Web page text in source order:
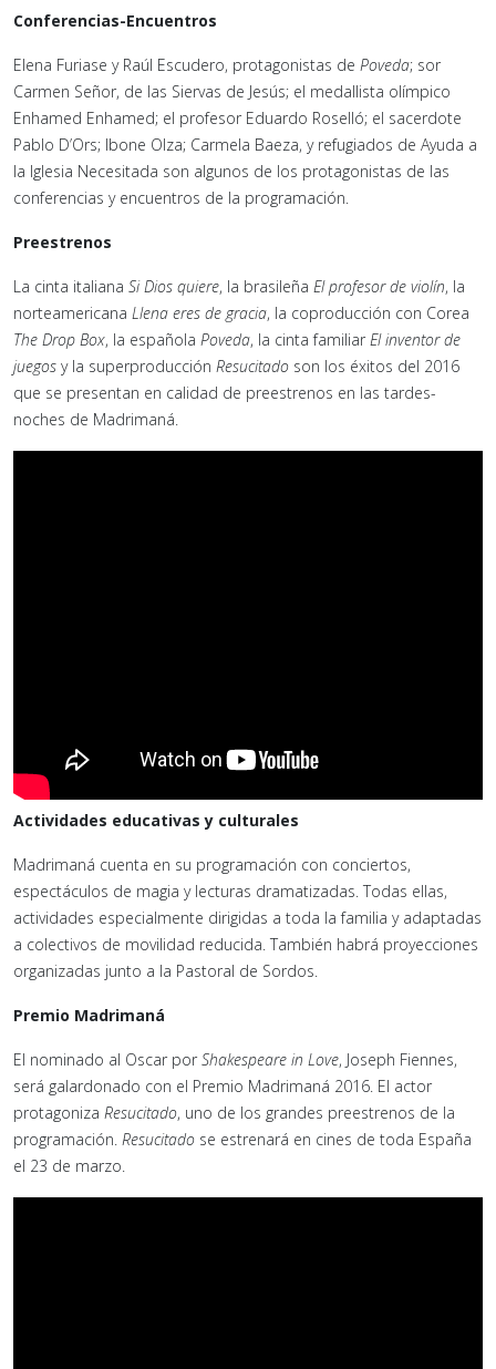
Conferencias-Encuentros
Elena Furiase y Raúl Escudero, protagonistas de Poveda; sor
Carmen Señor, de las Siervas de Jesús; el medallista olímpico
Enhamed Enhamed; el profesor Eduardo Roselló; el sacerdote
Pablo D’Ors; Ibone Olza; Carmela Baeza, y refugiados de Ayuda a
la Iglesia Necesitada son algunos de los protagonistas de las
conferencias y encuentros de la programación.
Preestrenos
La cinta italiana Si Dios quiere, la brasileña El profesor de violín, la
norteamericana Llena eres de gracia, la coproducción con Corea
The Drop Box, la española Poveda, la cinta familiar El inventor de
juegos y la superproducción Resucitado son los éxitos del 2016
que se presentan en calidad de preestrenos en las tardes-
noches de Madrimaná.
Actividades educativas y culturales
Madrimaná cuenta en su programación con conciertos,
espectáculos de magia y lecturas dramatizadas. Todas ellas,
actividades especialmente dirigidas a toda la familia y adaptadas
a colectivos de movilidad reducida. También habrá proyecciones
organizadas junto a la Pastoral de Sordos.
Premio Madrimaná
El nominado al Oscar por Shakespeare in Love, Joseph Fiennes,
será galardonado con el Premio Madrimaná 2016. El actor
protagoniza Resucitado, uno de los grandes preestrenos de la
programación. Resucitado se estrenará en cines de toda España
el 23 de marzo.